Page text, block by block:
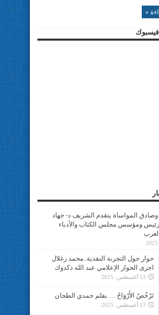
»
فيسبوك
وصادق المواساة يتقدم الشريف د- جهاد
ومؤسس مجلس الكتاب والأدباء
حوار حول التجربة النقدية..محمد زغلال
اجرى الحوار الإعلامي عبد الله دكدوك
13 أغسطس، 2025
تَرْخُصُ الأَرْوَاحُ … بقلم حمدي الطحان
13 أغسطس، 2025